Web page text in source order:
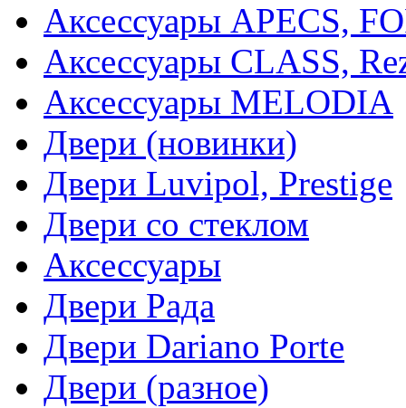
Аксессуары APECS,
Аксессуары CLASS,
Аксессуары MELODIA
Двери (новинки)
Двери Luvipol, Prestige
Двери со стеклом
Аксессуары
Двери Рада
Двери Dariano Porte
Двери (разное)